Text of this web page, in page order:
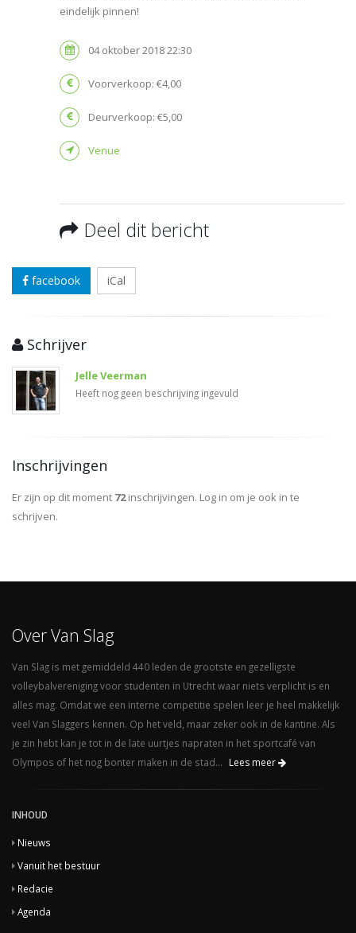
eindelijk pinnen!
04 oktober 2018 22:30
Voorverkoop: €4,00
Deurverkoop: €5,00
Venue
Deel dit bericht
facebook iCal
Schrijver
Jelle Veerman
Heeft nog geen beschrijving ingevuld
Inschrijvingen
Er zijn op dit moment 72inschrijvingen. Log in om je ook in te
schrijven.
Over Van Slag
Van Slag is met gemiddeld 440 leden de grootste en gezelligste
volleybalvereniging voor studenten in Utrecht waar niets verplicht is en
alles mag. Omdat we een interne competitie spelen leer je heel makkelijk
veel Van Slaggers kennen. Op het veld, maar zeker ook in de kantine. Als
je zin hebt kan je tot in de late uurtjes napraten in het sportcafé van
Olympos of het nog bonter maken in de stad...
Lees meer
INHOUD
Nieuws
Vanuit het bestuur
Redacie
Agenda